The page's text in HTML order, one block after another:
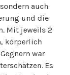
auch
und die
Mit jeweils 2
körperlich
war
Es